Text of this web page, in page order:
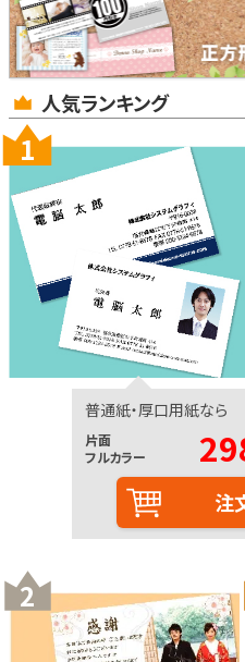
人気ランキング
1
普通紙・厚口用紙なら
片面
フルカラー
注
2